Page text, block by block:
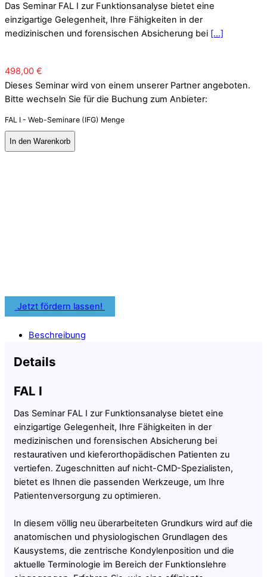
Das Seminar FAL I zur Funktionsanalyse bietet eine
einzigartige Gelegenheit, Ihre Fähigkeiten in der
medizinischen und forensischen Absicherung bei [...]
498,00 €
Dieses Seminar wird von einem unserer Partner angeboten.
Bitte wechseln Sie für die Buchung zum Anbieter:
FAL I - Web-Seminare (IFG) Menge
In den Warenkorb
Jetzt fördern lassen!
Beschreibung
Details
FAL I
Das Seminar FAL I zur Funktionsanalyse bietet eine
einzigartige Gelegenheit, Ihre Fähigkeiten in der
medizinischen und forensischen Absicherung bei
restaurativen und kieferorthopädischen Patienten zu
vertiefen. Zugeschnitten auf nicht-CMD-Spezialisten,
bietet es Ihnen die passenden Werkzeuge, um Ihre
Patientenversorgung zu optimieren.
In diesem völlig neu überarbeiteten Grundkurs wird auf die
anatomischen und physiologischen Grundlagen des
Kausystems, die zentrische Kondylenposition und die
aktuelle Terminologie im Bereich der Funktionslehre